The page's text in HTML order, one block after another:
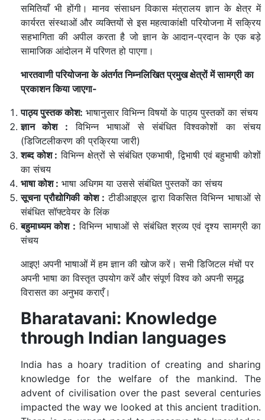
समितियाँ भी होंगी। मानव संसाधन विकास मंत्रालय ज्ञान के क्षेत्र में
कार्यरत संस्थाओं और व्यक्तियों से इस महत्वाकांक्षी परियोजना में सक्रिय
सहभागिता की अपील करता है जो ज्ञान के आदान-प्रदान के एक बड़े
सामाजिक आंदोलन में परिणत हो पाएगा।
भारतवाणी परियोजना के अंतर्गत निम्नलिखित प्रमुख क्षेत्रों में सामग्री का
प्रकाशन किया जाएगा-
पाठ्य पुस्तक कोश: भाषानुसार विभिन्न विषयों के पाठ्य पुस्तकों का संचय
ज्ञान कोश : विभिन्न भाषाओं से संबंधित विश्वकोशों का संचय
(डिजिटलीकरण की प्रक्रिया जारी)
शब्द कोश : विभिन्न क्षेत्रों से संबंधित एकभाषी, द्विभाषी एवं बहुभाषी कोशों
का संचय
भाषा कोश : भाषा अधिगम या उससे संबंधित पुस्तकों का संचय
सूचना प्रौद्योगिकी कोश : टीडीआइएल द्वारा विकसित विभिन्न भाषाओं से
संबंधित सॉफ्टवेयर के लिंक
बहुमाध्यम कोश : विभिन्न भाषाओं से संबंधित श्रव्य एवं दृश्य सामग्री का
संचय
आइए! अपनी भाषाओं में हम ज्ञान की खोज करें। सभी डिजिटल मंचों पर
अपनी भाषा का विस्तृत उपयोग करें और संपूर्ण विश्व को अपनी समृद्ध
विरासत का अनुभव कराएँ।
Bharatavani: Knowledge
through Indian languages
India has a hoary tradition of creating and sharing
knowledge for the welfare of the mankind. The
advent of civilisation over the past several centuries
impacted the way we looked at this ancient tradition.